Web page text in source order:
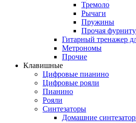
Тремоло
Рычаги
Пружины
Прочая
Гитарный тренажер
Метрономы
Прочие
Клавишные
Цифровые пианино
Цифровые рояли
Пианино
Рояли
Синтезаторы
Домашние